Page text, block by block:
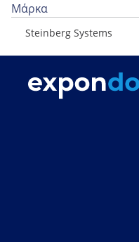
Μάρκα
Steinberg Systems